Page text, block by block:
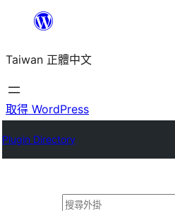
主
要
內
Taiwan 正體中文
取得 WordPress
Plugin Directory
搜